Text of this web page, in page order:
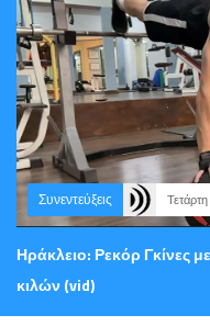
Συνεντεύξεις
Ηράκλειο: Ρεκόρ Γκίνες
κιλών (vid)